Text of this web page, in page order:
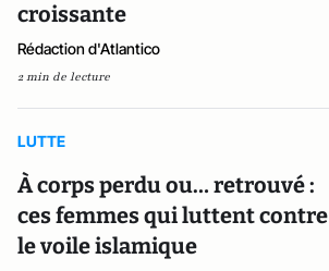
croissante
Rédaction d'Atlantico
2 min de lecture
LUTTE
À corps perdu ou… retrouvé :
ces femmes qui luttent contre
le voile islamique